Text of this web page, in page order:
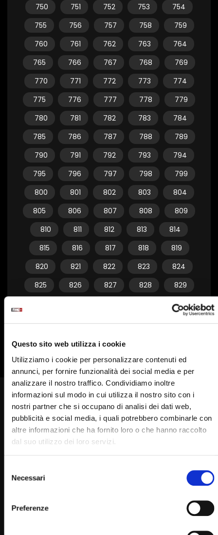
Questo sito web utilizza i cookie
Utilizziamo i cookie per personalizzare contenuti ed
annunci, per fornire funzionalità dei social media e per
analizzare il nostro traffico. Condividiamo inoltre
informazioni sul modo in cui utilizza il nostro sito con i
nostri partner che si occupano di analisi dei dati web,
pubblicità e social media, i quali potrebbero combinarle con
altre informazioni che ha fornito loro o che hanno raccolto
dal suo utilizzo dei loro servizi.
delNecessari
Preferenze
750
751 752 753
754
755
756 757 758
759
760
761 762 763
764
765
766 767 768
769
770
771 772 773
774
775
776 777 778
779
780
781 782 783
784
785
786 787 788
789
790
791 792 793
794
795
796 797 798
799
800
801 802 803
804
805
806 807 808
809
810
811 812 813
814
815
816 817 818
819
820
821 822 823
824
825
826 827 828
829
834
835
836 837 838
839
840
841
Ho toccato la morte con la
mano, ma Padre Pio mi ha
salvato